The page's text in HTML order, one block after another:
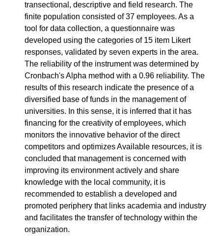
transectional, descriptive and field research. The
finite population consisted of 37 employees. As a
tool for data collection, a questionnaire was
developed using the categories of 15 item Likert
responses, validated by seven experts in the area.
The reliability of the instrument was determined by
Cronbach's Alpha method with a 0.96 reliability. The
results of this research indicate the presence of a
diversified base of funds in the management of
universities. In this sense, it is inferred that it has
financing for the creativity of employees, which
monitors the innovative behavior of the direct
competitors and optimizes Available resources, it is
concluded that management is concerned with
improving its environment actively and share
knowledge with the local community, it is
recommended to establish a developed and
promoted periphery that links academia and industry
and facilitates the transfer of technology within the
organization.